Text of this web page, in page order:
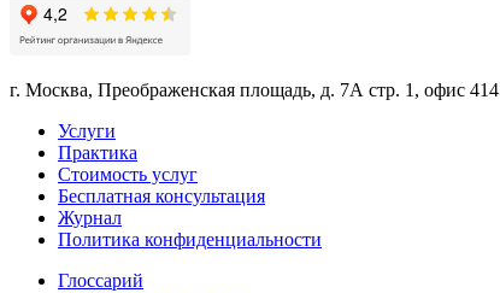
г. Москва, Преображенская площадь, д. 7А стр. 1, офис 414
Услуги
Практика
Стоимость услуг
Бесплатная консультация
Журнал
Политика конфиденциальности
Глоссарий